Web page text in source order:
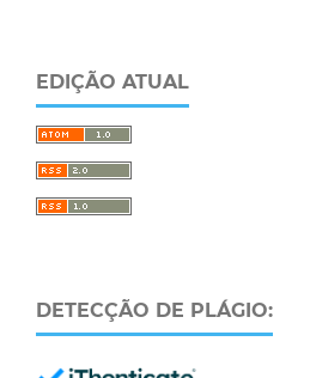
EDIÇÃO ATUAL
DETECÇÃO DE PLÁGIO: